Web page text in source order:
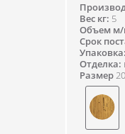
Вес кг: 5
Объем м/
Срок
Упаковка:
Отделка:
Размер